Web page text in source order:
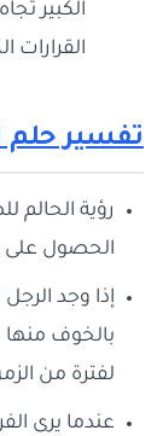
الكبير
القرارات
تفسير حلم
رؤية الحالم
الحصول على
إذا وجد
بالخوف منها
لفترة من
عندما يرى